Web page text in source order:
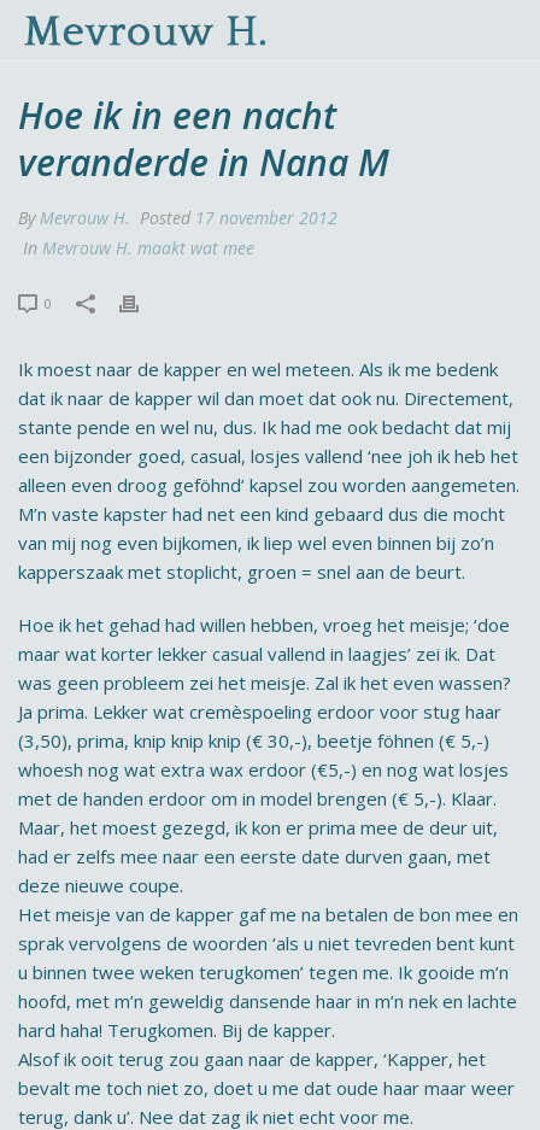
Hoe ik in een nacht
veranderde in Nana M
ByMevrouw H. Posted 17 november 2012
In Mevrouw H. maakt wat mee
0
Ik moest naar de kapper en wel meteen. Als ik me bedenk
dat ik naar de kapper wil dan moet dat ook nu. Directement,
stante pende en wel nu, dus. Ik had me ook bedacht dat mij
een bijzonder goed, casual, losjes vallend ‘nee joh ik heb het
alleen even droog geföhnd’ kapsel zou worden aangemeten.
M’n vaste kapster had net een kind gebaard dus die mocht
van mij nog even bijkomen, ik liep wel even binnen bij zo’n
kapperszaak met stoplicht, groen = snel aan de beurt.
Hoe ik het gehad had willen hebben, vroeg het meisje; ‘doe
maar wat korter lekker casual vallend in laagjes’ zei ik. Dat
was geen probleem zei het meisje. Zal ik het even wassen?
Ja prima. Lekker wat cremèspoeling erdoor voor stug haar
(3,50), prima, knip knip knip (€ 30,-), beetje föhnen (€ 5,-)
whoesh nog wat extra wax erdoor (€5,-) en nog wat losjes
met de handen erdoor om in model brengen (€ 5,-). Klaar.
Maar, het moest gezegd, ik kon er prima mee de deur uit,
had er zelfs mee naar een eerste date durven gaan, met
deze nieuwe coupe.
Het meisje van de kapper gaf me na betalen de bon mee en
sprak vervolgens de woorden ‘als u niet tevreden bent kunt
u binnen twee weken terugkomen’ tegen me. Ik gooide m’n
hoofd, met m’n geweldig dansende haar in m’n nek en lachte
hard haha! Terugkomen. Bij de kapper.
Alsof ik ooit terug zou gaan naar de kapper, ‘Kapper, het
bevalt me toch niet zo, doet u me dat oude haar maar weer
terug, dank u’. Nee dat zag ik niet echt voor me.